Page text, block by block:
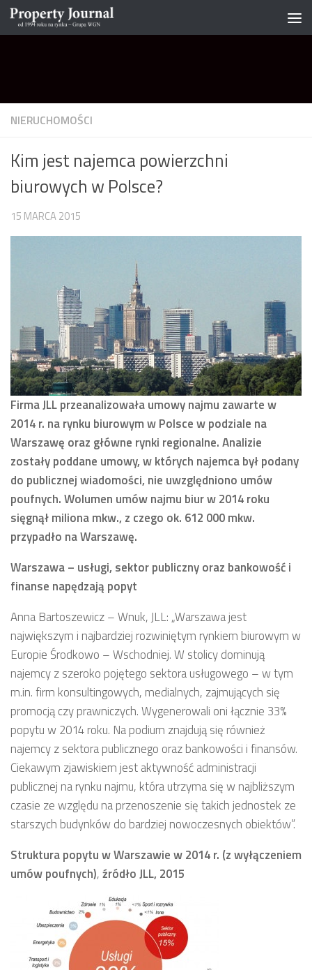
Skip to content
NIERUCHOMOŚCI
Kim jest najemca powierzchni
biurowych w Polsce?
15 MARCA 2015
Firma JLL przeanalizowała umowy najmu zawarte w
2014 r. na rynku biurowym w Polsce w podziale na
Warszawę oraz główne rynki regionalne. Analizie
zostały poddane umowy, w których najemca był podany
do publicznej wiadomości, nie uwzględniono umów
poufnych. Wolumen umów najmu biur w 2014 roku
sięgnął miliona mkw., z czego ok. 612 000 mkw.
przypadło na Warszawę.
Warszawa – usługi, sektor publiczny oraz bankowość i
finanse napędzają popyt
Anna Bartoszewicz – Wnuk, JLL: „Warszawa jest
największym i najbardziej rozwiniętym rynkiem biurowym w
Europie Środkowo – Wschodniej. W stolicy dominują
najemcy z szeroko pojętego sektora usługowego – w tym
m.in. firm konsultingowych, medialnych, zajmujących się
promocją czy prawniczych. Wygenerowali oni łącznie 33%
popytu w 2014 roku. Na podium znajdują się również
najemcy z sektora publicznego oraz bankowości i finansów.
Ciekawym zjawiskiem jest aktywność administracji
publicznej na rynku najmu, która utrzyma się w najbliższym
czasie ze względu na przenoszenie się takich jednostek ze
starszych budynków do bardziej nowoczesnych obiektów”.
Struktura popytu w Warszawie w 2014 r. (z wyłączeniem
umów poufnych),źródło JLL, 2015